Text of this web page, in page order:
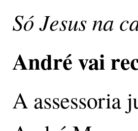
Só Jesus na
André vai
A assessoria